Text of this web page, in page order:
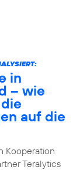
in
– wie
auf die
Kooperation
Teralytics